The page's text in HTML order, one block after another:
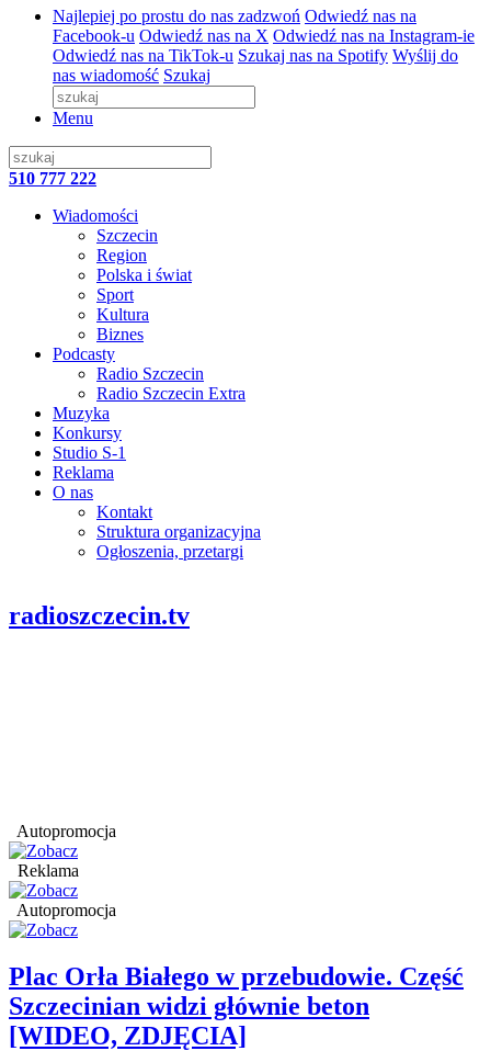
Najlepiej po prostu do nas zadzwoń Odwiedź nas na
Facebook-u Odwiedź nas na X Odwiedź nas na Instagram-ie
Odwiedź nas na TikTok-u Szukaj nas na Spotify Wyślij do
nas wiadomość Szukaj
Menu
510 777 222
Wiadomości
Szczecin
Region
Polska i świat
Sport
Kultura
Biznes
Podcasty
Radio Szczecin
Radio Szczecin Extra
Muzyka
Konkursy
Studio S-1
Reklama
O nas
Kontakt
Struktura organizacyjna
Ogłoszenia, przetargi
radioszczecin.tv
Autopromocja
Reklama
Autopromocja
Plac Orła Białego w przebudowie. Część
Szczecinian widzi głównie beton
[WIDEO, ZDJĘCIA]